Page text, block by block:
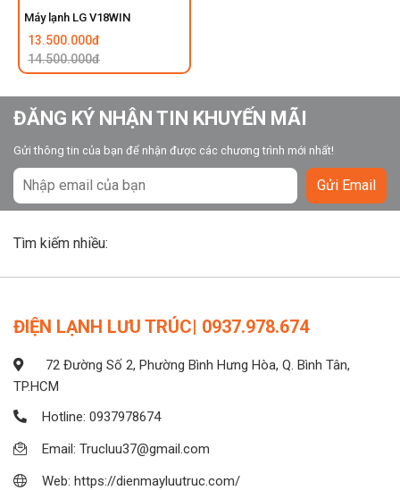
Máy lạnh LG V18WIN
13.500.000đ
14.500.000đ
ĐĂNG KÝ NHẬN TIN KHUYẾN MÃI
Gửi thông tin của bạn để nhận được các chương trình mới nhất!
Gửi Email
Tìm kiếm nhiều:
ĐIỆN LẠNH LƯU TRÚC| 0937.978.674
72 Đường Số 2, Phường Bình Hưng Hòa, Q. Bình Tân,
TP.HCM
Hotline: 0937978674
Email: Trucluu37@gmail.com
Web: https://dienmayluutruc.com/